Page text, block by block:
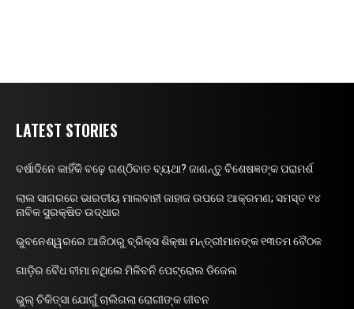
LATEST STORIES
ବର୍ଷାଦିନେ କାହିଁକି ବଢ଼େ ଗଣ୍ଠିବାତ ବ୍ୟଥା? ଜାଣନ୍ତୁ ବିଶେଷଜ୍ଞଙ୍କ ପରାମର୍ଶ
ଲାଲ ସାଗରରେ ଭାରତୀୟ ମାଲବାହୀ ଜାହାଜ ଉପରେ ଆକ୍ରମଣ; ସମସ୍ତ ୧୪
ନାବିକ ସୁରକ୍ଷିତ ଉଦ୍ଧାର
ଭୁବନେଶ୍ୱରରେ ଆଜିଠାରୁ ବ୍ରିକ୍ସ ଶିକ୍ଷା ମନ୍ତ୍ରୀମାନଙ୍କ ୧୩ତମ ବୈଠକ
ଗାଡ଼ିର ବୈଧ ବୀମା ନଥିଲେ ମିଳିବନି ପେଟ୍ରୋଲ ଡିଜେଲ
ଭୁଲ୍ ଚିକିତ୍ସା ଯୋଗୁଁ ଚାଲିଗଲା ରୋଗୀଙ୍କ ଜୀବନ